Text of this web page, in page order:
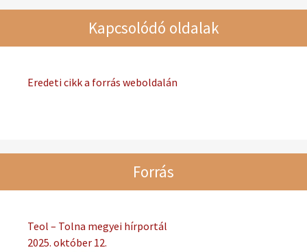
Kapcsolódó oldalak
Eredeti cikk a forrás weboldalán
Forrás
Teol – Tolna megyei hírportál
2025. október 12.